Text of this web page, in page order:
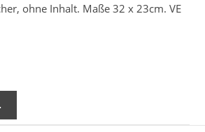
ohne Inhalt. Maße 32 x 23cm. VE